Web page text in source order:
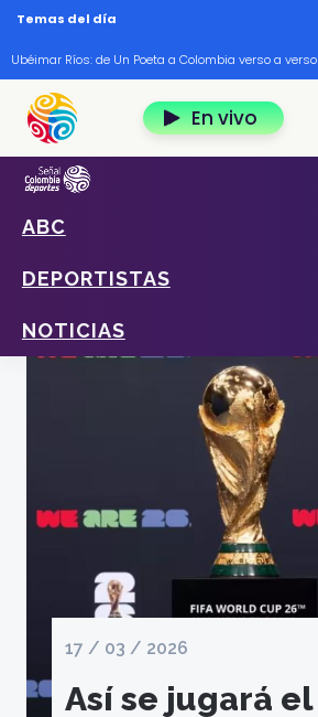
Pasar al contenido principal
Temas del día
Ubéimar Ríos: de Un Poeta a Colombia verso a verso
En vivo
ABC
DEPORTISTAS
NOTICIAS
Home
de la FIFA
17 / 03 / 2026
Así se jugará el